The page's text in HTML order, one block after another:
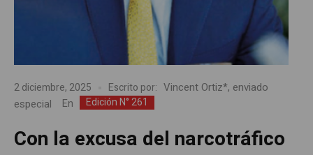
2 diciembre, 2025 Escrito por: Vincent Ortiz*, enviado
especial
En Edición N° 261
Con la excusa del narcotráfico